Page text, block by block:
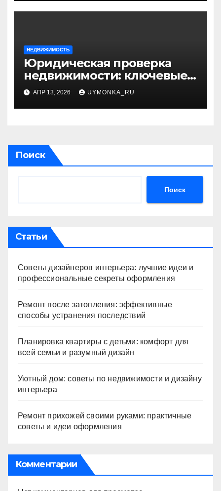
НЕДВИЖИМОСТЬ
Юридическая проверка
недвижимости: ключевые
моменты и основные риски
АПР 13, 2026 UYMONKA_RU
Поиск
Поиск
Статьи
Советы дизайнеров интерьера: лучшие идеи и
профессиональные секреты оформления
Ремонт после затопления: эффективные
способы устранения последствий
Планировка квартиры с детьми: комфорт для
всей семьи и разумный дизайн
Уютный дом: советы по недвижимости и дизайну
интерьера
Ремонт прихожей своими руками: практичные
советы и идеи оформления
Комментарии